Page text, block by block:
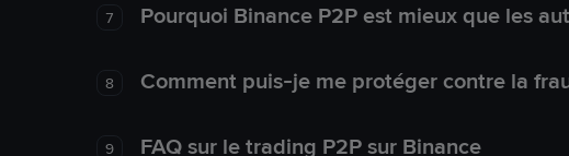
7 Pourquoi Binance P2P est mieux que les
8 Comment puis-je me protéger contre la
9 FAQ sur le trading P2P sur Binance